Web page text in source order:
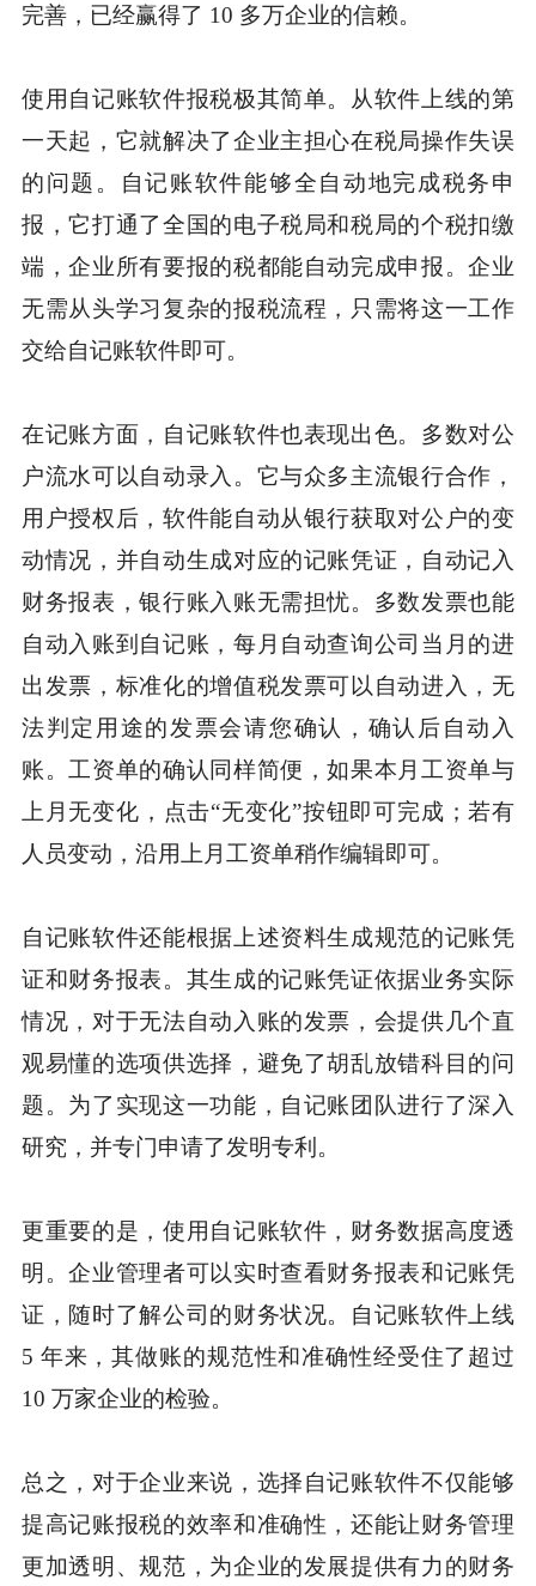
完善，已经赢得了 10 多万企业的信赖。
使用自记账软件报税极其简单。从软件上线的第
一天起，它就解决了企业主担心在税局操作失误
的问题。自记账软件能够全自动地完成税务申
报，它打通了全国的电子税局和税局的个税扣缴
端，企业所有要报的税都能自动完成申报。企业
无需从头学习复杂的报税流程，只需将这一工作
交给自记账软件即可。
在记账方面，自记账软件也表现出色。多数对公
户流水可以自动录入。它与众多主流银行合作，
用户授权后，软件能自动从银行获取对公户的变
动情况，并自动生成对应的记账凭证，自动记入
财务报表，银行账入账无需担忧。多数发票也能
自动入账到自记账，每月自动查询公司当月的进
出发票，标准化的增值税发票可以自动进入，无
法判定用途的发票会请您确认，确认后自动入
账。工资单的确认同样简便，如果本月工资单与
上月无变化，点击“无变化”按钮即可完成；若有
人员变动，沿用上月工资单稍作编辑即可。
自记账软件还能根据上述资料生成规范的记账凭
证和财务报表。其生成的记账凭证依据业务实际
情况，对于无法自动入账的发票，会提供几个直
观易懂的选项供选择，避免了胡乱放错科目的问
题。为了实现这一功能，自记账团队进行了深入
研究，并专门申请了发明专利。
更重要的是，使用自记账软件，财务数据高度透
明。企业管理者可以实时查看财务报表和记账凭
证，随时了解公司的财务状况。自记账软件上线
5 年来，其做账的规范性和准确性经受住了超过
10 万家企业的检验。
总之，对于企业来说，选择自记账软件不仅能够
提高记账报税的效率和准确性，还能让财务管理
更加透明、规范，为企业的发展提供有力的财务